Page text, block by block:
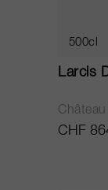
500cl
Larcis
CHF